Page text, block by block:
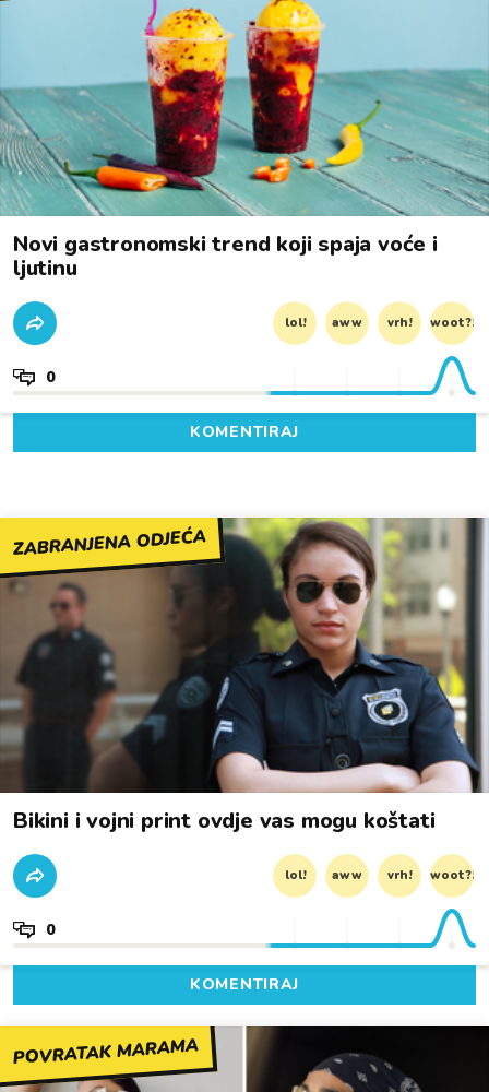
Novi gastronomski trend koji spaja voće i
ljutinu
lol! aww vrh! woot?!
0
KOMENTIRAJ
ZABRANJENA ODJEĆA
Bikini i vojni print ovdje vas mogu koštati
lol! aww vrh! woot?!
0
KOMENTIRAJ
POVRATAK MARAMA